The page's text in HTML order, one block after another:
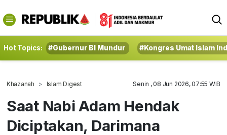
Hot Topics: #Gubernur BI Mundur #Kongres Umat Islam
Khazanah Islam Digest Senin , 08 Jun 2026, 07:55 WIB
Saat Nabi Adam Hendak
Diciptakan, Darimana